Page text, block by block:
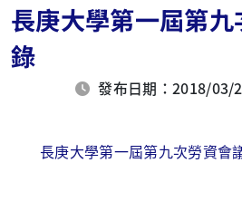
長庚大學第一屆第
錄
發布日期：2018/03/
長庚大學第一屆第九次勞資會